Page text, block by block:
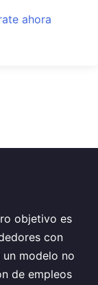
ahora
objetivo es
con
modelo no
de empleos